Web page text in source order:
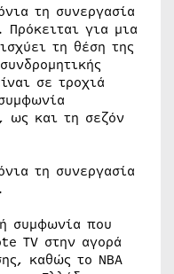
τη συνεργασία
Πρόκειται για μια
τη θέση της
σε τροχιά
ως και τη σεζόν
τη συνεργασία
συμφωνία που
TV στην αγορά
καθώς το NBA